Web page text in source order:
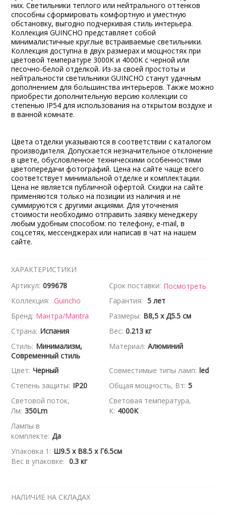
них. Светильники теплого или нейтрального оттенков
способны сформировать комфортную и уместную
обстановку, выгодно подчеркивая стиль интерьера.
Коллекция GUINCHO представляет собой
минималистичные круглые встраиваемые светильники.
Коллекция доступна в двух размерах и мощностях при
цветовой температуре 3000K и 4000K с черной или
песочно-белой отделкой. Из-за своей простоты и
нейтральности светильники GUINCHO станут удачным
дополнением для большинства интерьеров. Также можно
приобрести дополнительную версию коллекции со
степенью IP54 для использования на открытом воздухе и
в ванной комнате.
Цвета отделки указываются в соответствии с каталогом
производителя. Допускается незначительное отклонение
в цвете, обусловленное техническими особенностями
цветопередачи фотографий. Цена на сайте чаще всего
соответствует минимальной отделке и комплектации.
Цена не является публичной офертой. Скидки на сайте
применяются только на позиции из наличия и не
суммируются с другими акциями. Для уточнения
стоимости необходимо отправить заявку менеджеру
любым удобным способом: по телефону, e-mail, в
соц.сетях, мессенджерах или написав в чат на нашем
сайте.
ХАРАКТЕРИСТИКИ
Артикул: 099678 Срок поставки: Посмотреть
Коллекция: Guincho Гарантия: 5 лет
Бренд: Мантра/Mantra Размеры: В8,5 x Д5.5 см
Страна: Испания Вес: 0.213 кг
Стиль: Минимализм,
Современный стиль
Материал: Алюминий
Цвет: Черный Совместимые типы ламп: led
Степень защиты: IP20 Общая мощность, Вт: 5
Световой поток,
Лм: 350Lm
Световая температура,
К: 4000K
Лампы в
комплекте: Да
Упаковка 1: Ш9.5 x В8.5 x Г6.5см
Вес в упаковке: 0.3 кг
НАЛИЧИЕ НА СКЛАДАХ